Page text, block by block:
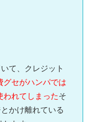
て、クレジット
グセがハンパでは
われてしまったそ
かけ離れている